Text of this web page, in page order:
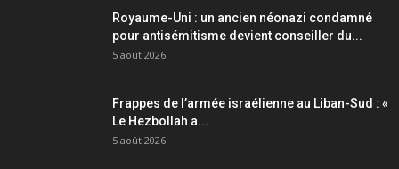
Royaume-Uni : un ancien néonazi condamné
pour antisémitisme devient conseiller du...
5 août 2026
Frappes de l’armée israélienne au Liban-Sud : «
Le Hezbollah a...
5 août 2026